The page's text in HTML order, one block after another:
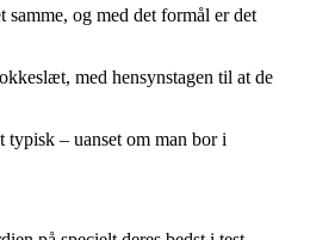
og med det formål er det
med hensynstagen til at de
– uanset om man bor i